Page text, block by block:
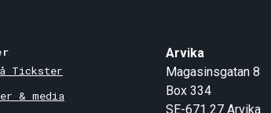
Tickster
& media
Arvika
Magasinsgatan 8
Box 334
SE-671 27 Arvika